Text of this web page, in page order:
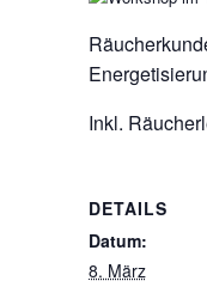
Inkl.
DETAILS
Datum:
8. März